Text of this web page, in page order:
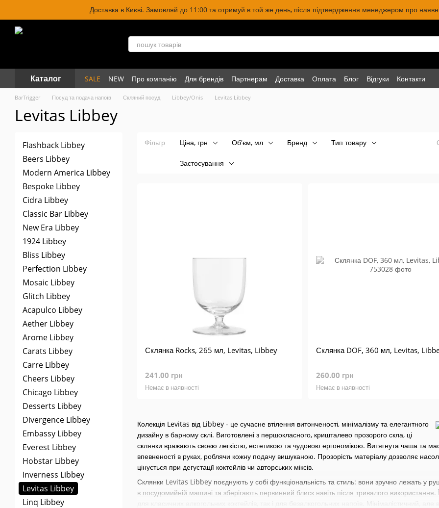
Перейти до основного контентуДоставка в Києві. Замовляй до 11:00 та отримуй в той же день, після підтвердження менеджером про
Каталог SALE NEW Про компанію Для брендів Партнерам Доставка Оплата Блог Відгуки Контакти
BarTrigger Посуд та подача напоїв Скляний посуд Libbey/Onis Levitas Libbey
Levitas Libbey
Фільтр Ціна, грн Об'єм, мл Бренд Тип товару
Застосування
Колекція Levitas від Libbey - це сучасне втілення витонченості, мінімалізму та елегантного
дизайну в барному склі. Виготовлені з першокласного, кришталево прозорого скла, ці
склянки вражають своєю легкістю, естетикою та чудовою ергономікою. Витягнута чаша та
впевненості в руках, роблячи кожну подачу вишуканою. Прозорість матеріалу дозволяє
цінується при дегустації коктейлів чи авторських міксів.
Склянки Levitas Libbey поєднують у собі функціональність та стиль: вони зручно лежать у
в посудомийній машині та зберігають первинний блиск навіть після тривалого
Склянка Rocks, 265 мл, Levitas, Libbey
241.00 грн
Немає в наявності
Склянка DOF, 360 мл, Levitas,
260.00 грн
Немає в наявності
Flashback Libbey
Beers Libbey
Modern America Libbey
Bespoke Libbey
Cidra Libbey
Classic Bar Libbey
New Era Libbey
1924 Libbey
Bliss Libbey
Perfection Libbey
Mosaic Libbey
Glitch Libbey
Acapulco Libbey
Aether Libbey
Arome Libbey
Carats Libbey
Carre Libbey
Cheers Libbey
Chicago Libbey
Desserts Libbey
Divergence Libbey
Embassy Libbey
Everest Libbey
Hobstar Libbey
Inverness Libbey
Levitas Libbey
Linq Libbey